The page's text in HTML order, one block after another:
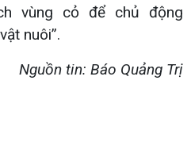
vùng cỏ để chủ động
nuôi”.
Nguồn tin: Báo Quảng Trị